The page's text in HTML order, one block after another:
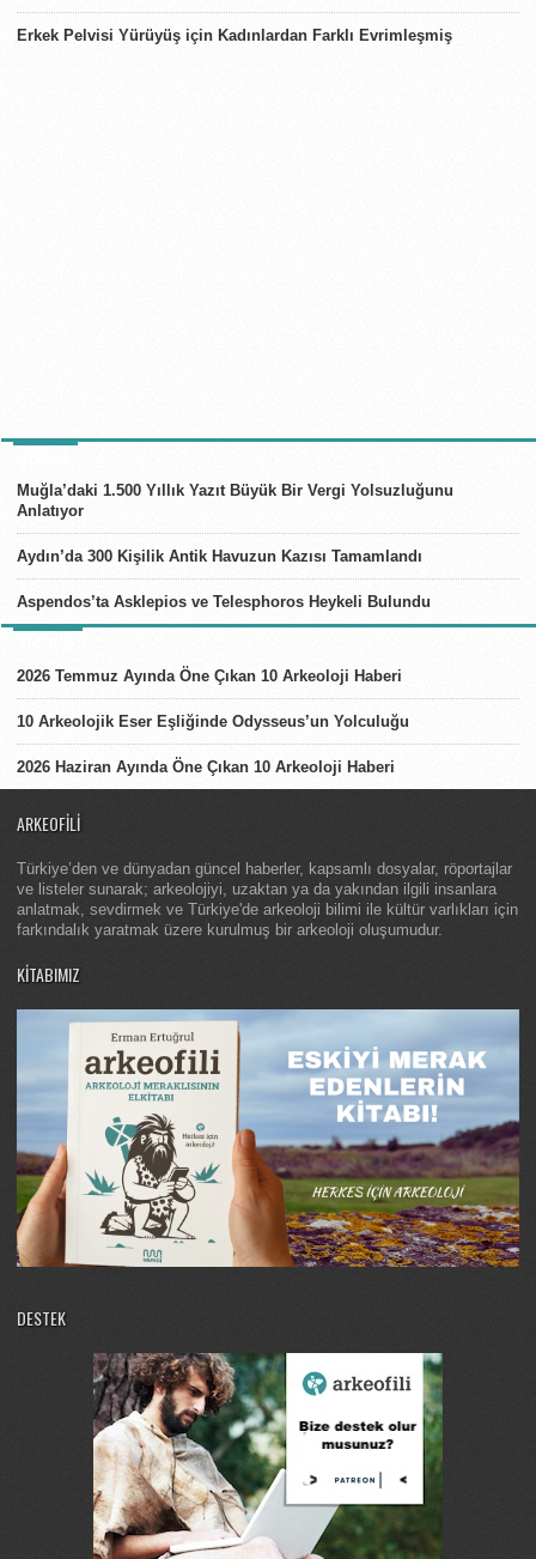
Erkek Pelvisi Yürüyüş için Kadınlardan Farklı Evrimleşmiş
Muğla’daki 1.500 Yıllık Yazıt Büyük Bir Vergi Yolsuzluğunu
Anlatıyor
Aydın’da 300 Kişilik Antik Havuzun Kazısı Tamamlandı
Aspendos’ta Asklepios ve Telesphoros Heykeli Bulundu
2026 Temmuz Ayında Öne Çıkan 10 Arkeoloji Haberi
10 Arkeolojik Eser Eşliğinde Odysseus’un Yolculuğu
2026 Haziran Ayında Öne Çıkan 10 Arkeoloji Haberi
ARKEOFILI
Türkiye’den ve dünyadan güncel haberler, kapsamlı dosyalar, röportajlar
ve listeler sunarak; arkeolojiyi, uzaktan ya da yakından ilgili insanlara
anlatmak, sevdirmek ve Türkiye'de arkeoloji bilimi ile kültür varlıkları için
farkındalık yaratmak üzere kurulmuş bir arkeoloji oluşumudur.
KITABIMIZ
DESTEK